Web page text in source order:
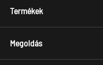
Termékek
Megoldás